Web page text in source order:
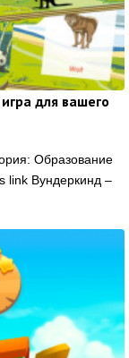
для вашего
Образование
link Вундеркинд –